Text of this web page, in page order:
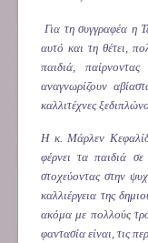
Για τη συγγραφέα η
αυτό και τη θέτει,
παιδιά,
αναγνωρίζουν
καλλιτέχνες
Η κ. Μάρλεν
φέρνει τα παιδιά
στοχεύοντας στην
καλλιέργεια της
ακόμα με πολλούς
φαντασία είναι, τις